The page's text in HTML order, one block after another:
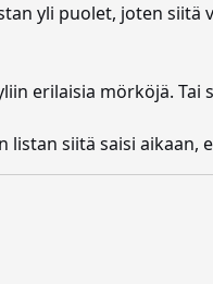
yli puolet, joten siitä
erilaisia mörköjä.
listan siitä saisi